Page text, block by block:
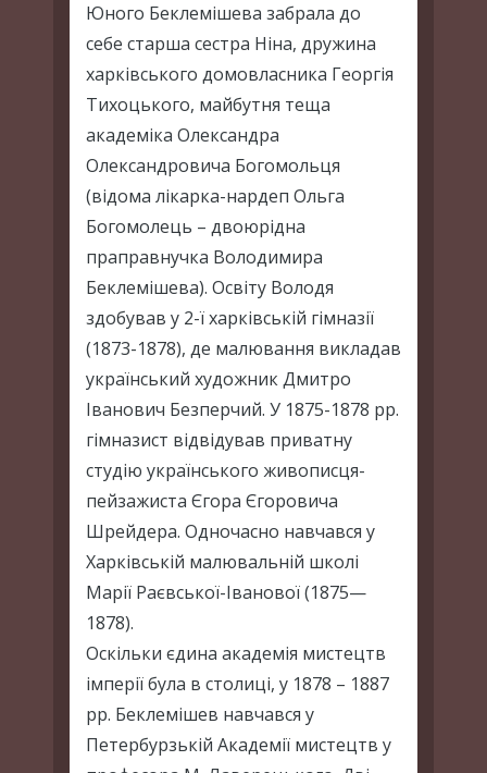
Юного Беклемішева забрала до
себе старша сестра Ніна, дружина
харківського домовласника Георгія
Тихоцького, майбутня теща
академіка Олександра
Олександровича Богомольця
(відома лікарка-нардеп Ольга
Богомолець – двоюрідна
праправнучка Володимира
Беклемішева). Освіту Володя
здобував у 2-ї харківській гімназії
(1873-1878), де малювання викладав
український художник Дмитро
Іванович Безперчий. У 1875-1878 рр.
гімназист відвідував приватну
студію українського живописця-
пейзажиста Єгора Єгоровича
Шрейдера. Одночасно навчався у
Харківській малювальній школі
Марії Раєвської-Іванової (1875—
1878).
Оскільки єдина академія мистецтв
імперії була в столиці, у 1878 – 1887
рр. Беклемішев навчався у
Петербурзькій Академії мистецтв у